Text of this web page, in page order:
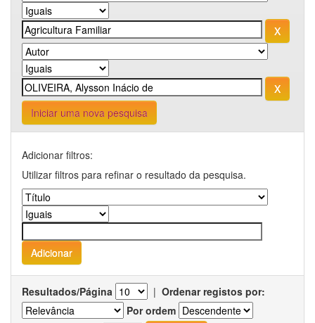
Iniciar uma nova pesquisa
Adicionar filtros:
Utilizar filtros para refinar o resultado da pesquisa.
Resultados/Página | Ordenar registos por:
Por ordem